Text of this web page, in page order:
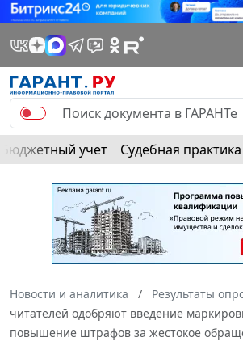
Бюджетный учет Судебная практика
Новости и аналитика Результаты
читателей одобряют введение
повышение штрафов за жестокое